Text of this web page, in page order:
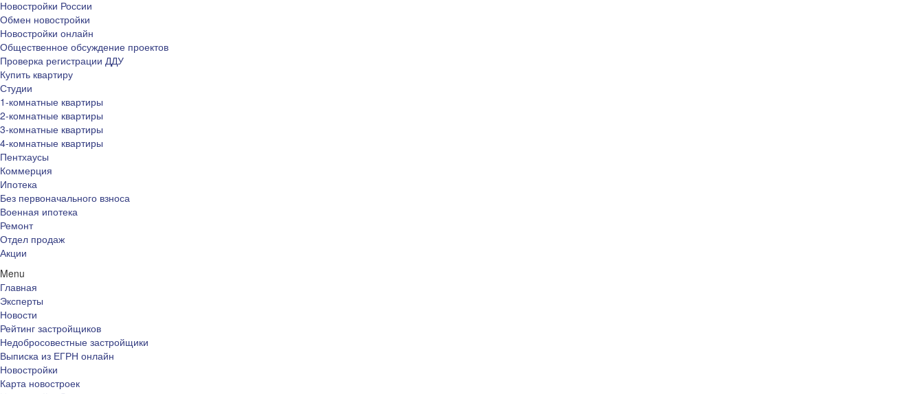
Новостройки России
Обмен новостройки
Новостройки онлайн
Общественное обсуждение проектов
Проверка регистрации ДДУ
Купить квартиру
Студии
1-комнатные квартиры
2-комнатные квартиры
3-комнатные квартиры
4-комнатные квартиры
Пентхаусы
Коммерция
Ипотека
Без первоначального взноса
Военная ипотека
Ремонт
Отдел продаж
Акции
Menu
Главная
Эксперты
Новости
Рейтинг застройщиков
Недобросовестные застройщики
Выписка из ЕГРН онлайн
Новостройки
Карта новостроек